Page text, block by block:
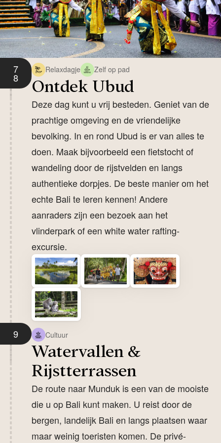
7
8
Relaxdagje Zelf op pad
Ontdek Ubud
Deze dag kunt u vrij besteden. Geniet van de
prachtige omgeving en de vriendelijke
bevolking. In en rond Ubud is er van alles te
doen. Maak bijvoorbeeld een fietstocht of
wandeling door de rijstvelden en langs
authentieke dorpjes. De beste manier om het
echte Bali te leren kennen! Andere
aanraders zijn een bezoek aan het
vlinderpark of een white water rafting-
excursie.
9 Cultuur
Watervallen &
Rijstterrassen
De route naar Munduk is een van de mooiste
die u op Bali kunt maken. U reist door de
bergen, landelijk Bali en langs plaatsen waar
maar weinig toeristen komen. De privé-